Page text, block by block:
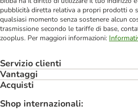
pubblicità diretta relativa a propri prodotti o
qualsiasi momento senza sostenere alcun
trasmissione secondo le tariffe di base,
zooplus. Per maggiori informazioni:
Servizio clienti
Vantaggi
Acquisti
Shop internazionali: